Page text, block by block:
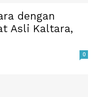
dengan
Asli Kaltara,
0